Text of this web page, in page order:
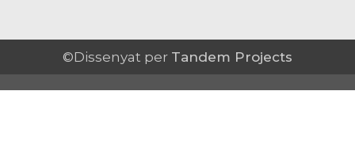
©Dissenyat per Tandem Projects